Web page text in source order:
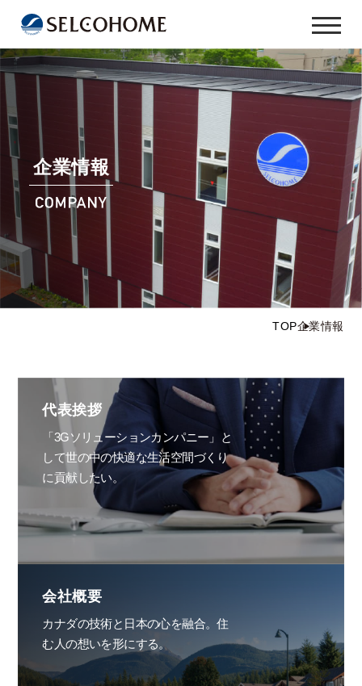
企業情報
TOP企業情報
代表挨拶
「3Gソリューションカンパニー」と
して世の中の快適な生活空間づくり
に貢献したい。
会社概要
カナダの技術と日本の心を融合。住
む人の想いを形にする。